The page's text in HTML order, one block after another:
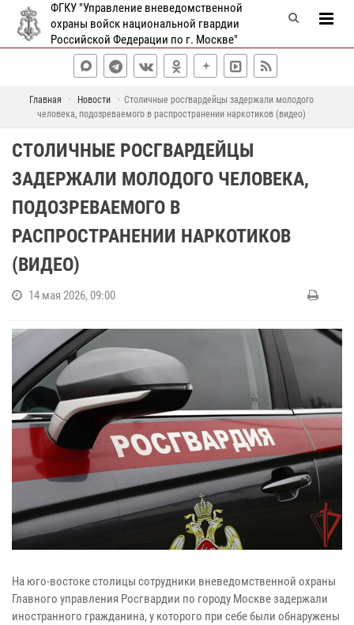
ФГКУ "Управление вневедомственной
охраны войск национальной гвардии
Российской Федерации по г. Москве"
Главная Новости
Столичные росгвардейцы задержали молодого
человека, подозреваемого в распространении наркотиков (видео)
СТОЛИЧНЫЕ РОСГВАРДЕЙЦЫ
ЗАДЕРЖАЛИ МОЛОДОГО ЧЕЛОВЕКА,
ПОДОЗРЕВАЕМОГО В
РАСПРОСТРАНЕНИИ НАРКОТИКОВ
(ВИДЕО)
14 мая 2026, 09:00
На юго-востоке столицы сотрудники вневедомственной охраны
Главного управления Росгвардии по городу Москве задержали
иностранного гражданина, у которого при себе были обнаружены